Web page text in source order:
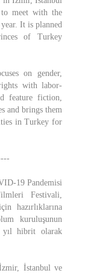
meet with the
It is planned
of Turkey
on gender,
with labor-
feature fiction,
and brings them
in Turkey for
19 Pandemisi
Festivali,
hazırlıklarına
kuruluşunun
yıl hibrit olarak
İstanbul ve